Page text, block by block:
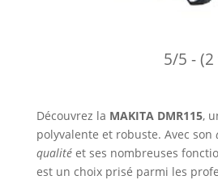
5/5 -
Découvrez la MAKITA DMR115,
polyvalente et robuste. Avec son
qualitéet ses nombreuses
est un choix prisé parmi les